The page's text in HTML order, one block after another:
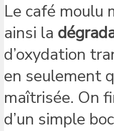
Le café moulu
ainsi la
d’oxydation
en seulement
maîtrisée. On
d’un simple